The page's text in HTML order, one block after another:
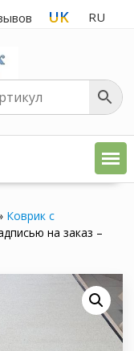
UK RU
Коврик с
на заказ –